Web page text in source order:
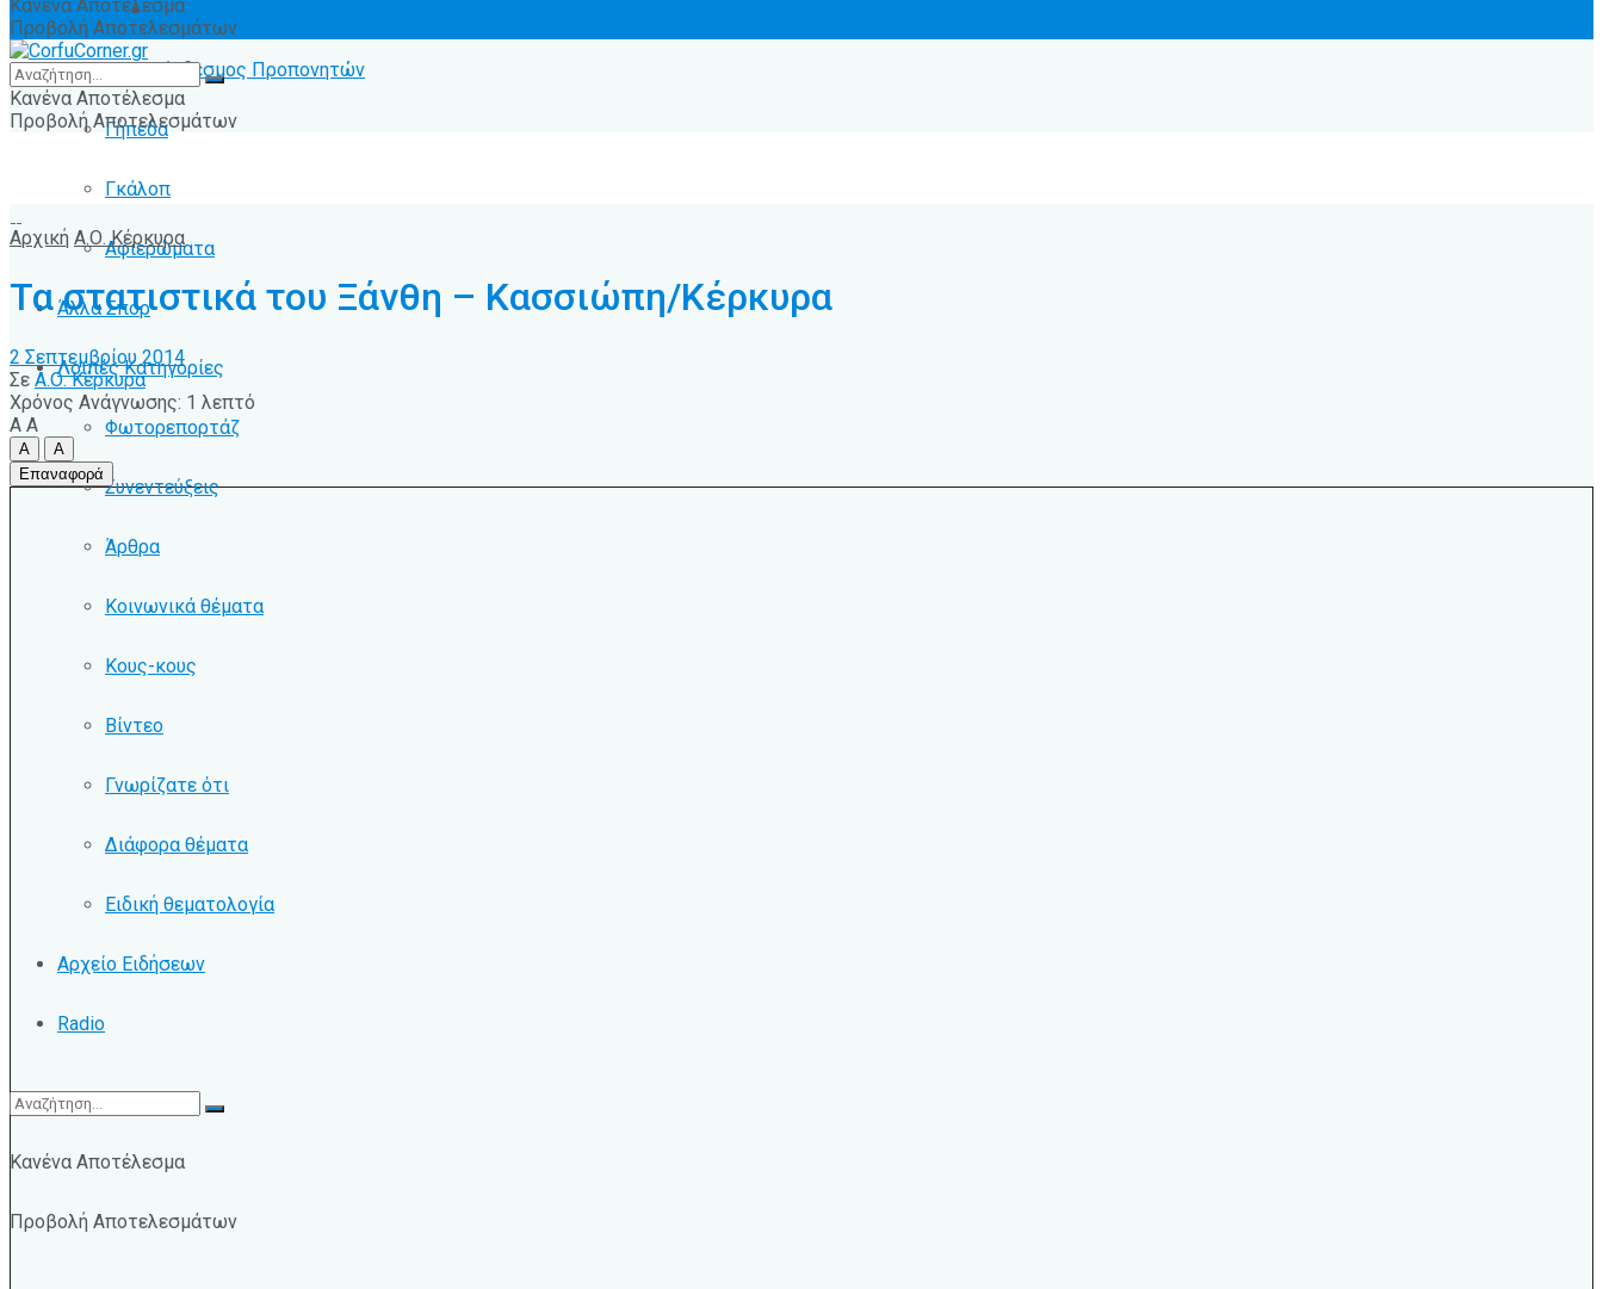
Ειδήσεις
Σύνδεσμος Προπονητών
Γήπεδα
Γκάλοπ
Αφιερώματα
Άλλα Σπόρ
Λοιπές Κατηγορίες
Φωτορεπορτάζ
Συνεντεύξεις
Άρθρα
Κοινωνικά θέματα
Κους-κους
Βίντεο
Γνωρίζατε ότι
Διάφορα θέματα
Ειδική θεματολογία
Αρχείο Ειδήσεων
Radio
Κανένα Αποτέλεσμα
Προβολή Αποτελεσμάτων
Κανένα Αποτέλεσμα
Προβολή Αποτελεσμάτων
Κανένα Αποτέλεσμα
Προβολή Αποτελεσμάτων
Αρχική Α.Ο. Κέρκυρα
Τα στατιστικά του Ξάνθη – Κασσιώπη/Κέρκυρα
2 Σεπτεμβρίου 2014
Σε Α.Ο. Κέρκυρα
Χρόνος Ανάγνωσης: 1 λεπτό
A A
A
A
Επαναφορά